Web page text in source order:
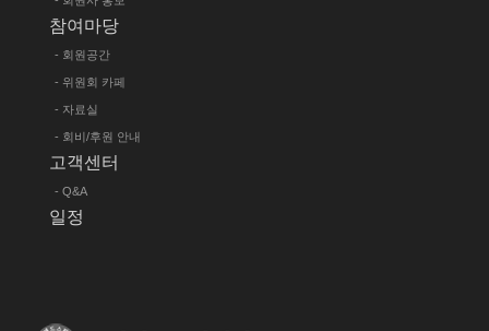
참여마당
- 회원공간
- 위원회 카페
- 자료실
- 회비/후원 안내
고객센터
- Q&A
일정